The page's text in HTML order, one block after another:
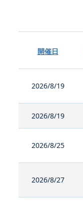
開催日
2026/8/19
2026/8/19
2026/8/25
2026/8/27